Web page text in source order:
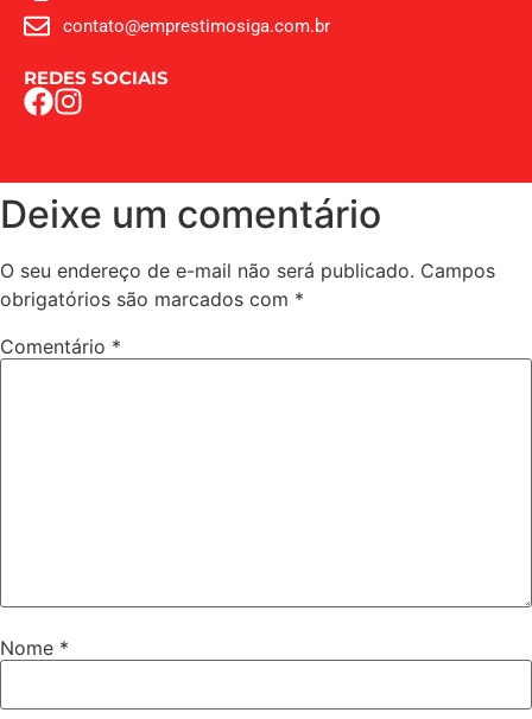
contato@emprestimosiga.com.br
REDES SOCIAIS
Deixe um comentário
O seu endereço de e-mail não será publicado. Campos
obrigatórios são marcados com *
Comentário *
Nome *